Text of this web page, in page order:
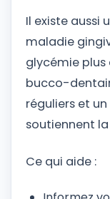
Il existe aussi
maladie
glycémie plus
bucco-
réguliers et
soutiennent
Ce qui aide :